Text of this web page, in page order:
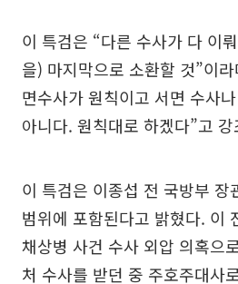
이 특검은 “다른 수사가 다 이
을) 마지막으로 소환할 것”이
면수사가 원칙이고 서면 수사
아니다. 원칙대로 하겠다”고
이 특검은 이종섭 전 국방부 장
범위에 포함된다고 밝혔다. 이
채상병 사건 수사 외압 의혹으
처 수사를 받던 중 주호주대사